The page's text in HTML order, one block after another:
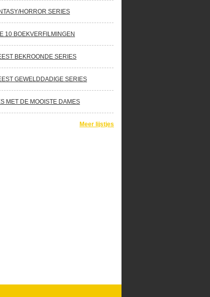
HORROR SERIES
10 BOEKVERFILMINGEN
BEKROONDE SERIES
GEWELDDADIGE SERIES
MET DE MOOISTE DAMES
Meer lijstjes